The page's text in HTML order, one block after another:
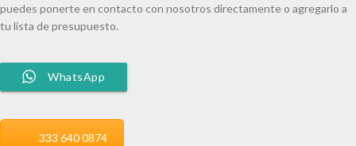
puedes ponerte en contacto con nosotros directamente o agregarlo a
tu lista de presupuesto.
WhatsApp
333 640 0874